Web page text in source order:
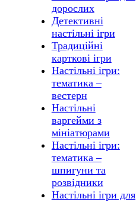
дорослих
Детективні
настільні ігри
Традиційні
карткові ігри
Настільні ігри:
тематика –
вестерн
Настільні
варгейми з
мініатюрами
Настільні ігри:
тематика –
шпигуни та
розвідники
Настільні ігри для